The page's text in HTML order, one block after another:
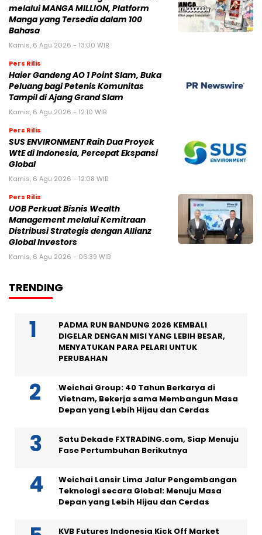
melalui MANGA MILLION, Platform
Manga yang Tersedia dalam 100
Bahasa
Kamis, 6 Agu 2026 - 13:00 WIB
Pers Rilis
Haier Gandeng AO 1 Point Slam, Buka
Peluang bagi Petenis Komunitas
Tampil di Ajang Grand Slam
Kamis, 6 Agu 2026 - 12:10 WIB
Pers Rilis
SUS ENVIRONMENT Raih Dua Proyek
WtE di Indonesia, Percepat Ekspansi
Global
Kamis, 6 Agu 2026 - 12:08 WIB
Pers Rilis
UOB Perkuat Bisnis Wealth
Management melalui Kemitraan
Distribusi Strategis dengan Allianz
Global Investors
Kamis, 6 Agu 2026 - 06:39 WIB
TRENDING
PADMA RUN BANDUNG 2026 KEMBALI
DIGELAR DENGAN MISI YANG LEBIH BESAR,
MENYATUKAN PARA PELARI UNTUK
PERUBAHAN
Weichai Group: 40 Tahun Berkarya di
Vietnam, Bekerja sama Membangun Masa
Depan yang Lebih Hijau dan Cerdas
Satu Dekade FXTRADING.com, Siap Menuju
Fase Pertumbuhan Berikutnya
Weichai Lansir Lima Jalur Pengembangan
Teknologi secara Global: Menuju Masa
Depan yang Lebih Hijau dan Cerdas
KVB Futures Indonesia Kick Off Market